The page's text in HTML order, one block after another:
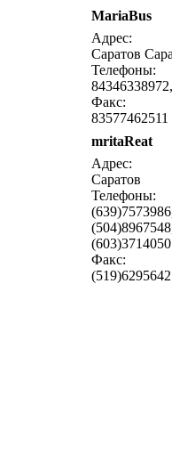
MariaBus
Адрес:
Саратов
Телефоны:
Факс:
83577462511
mritaReat
Адрес:
Саратов
Телефоны:
(603)3714050
Факс:
(519)6295642